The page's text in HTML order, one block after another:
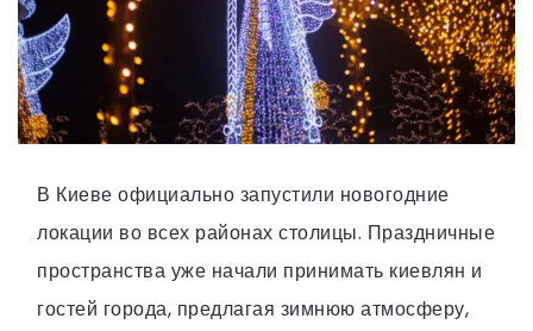
В Киеве официально запустили новогодние
локации во всех районах столицы. Праздничные
пространства уже начали принимать киевлян и
гостей города, предлагая зимнюю атмосферу,